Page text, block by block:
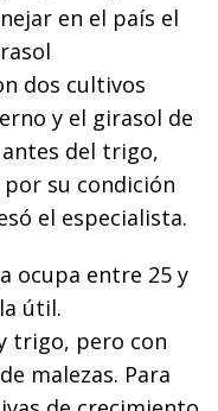
en el país el
dos cultivos
y el girasol de
del trigo,
su condición
el especialista.
ocupa entre 25 y
útil.
trigo, pero con
malezas. Para